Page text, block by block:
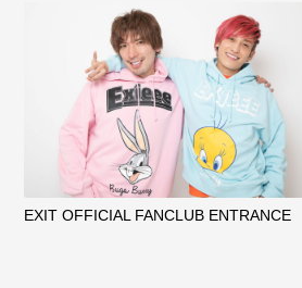
EXIT OFFICIAL FANCLUB ENTRANCE